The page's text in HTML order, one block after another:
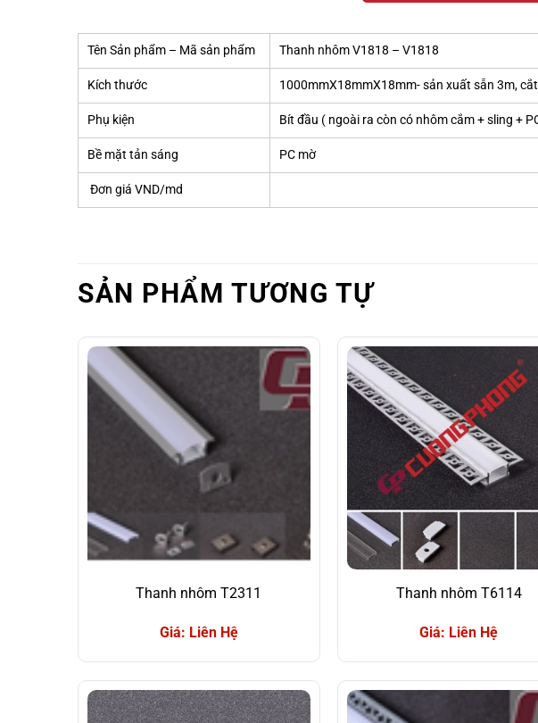
Tên Sản phẩm – Mã sản phẩm Thanh nhôm V1818 – V1818
Kích thước 1000mmX18mmX18mm- sản xuất sẵn 3m,
Phụ kiện Bít đầu ( ngoài ra còn có nhôm cắm + sling +
Bề mặt tản sáng PC mờ
Đơn giá VND/md
SẢN PHẨM TƯƠNG TỰ
Thanh nhôm T2311
Giá: Liên Hệ
Thanh nhôm T6114
Giá: Liên Hệ